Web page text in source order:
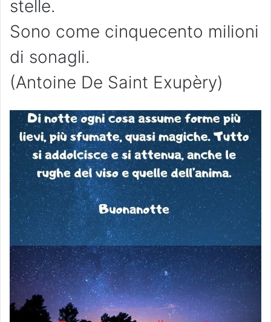
stelle.
Sono come cinquecento milioni
di sonagli.
(Antoine De Saint Exupèry)